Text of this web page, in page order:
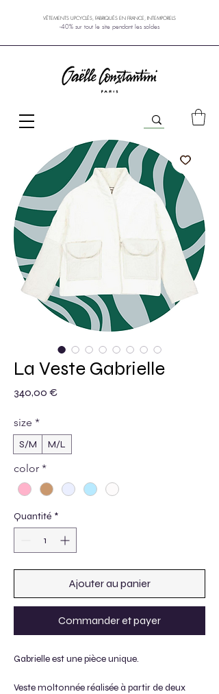
VÊTEMENTS UPCYCLÉS, FABRIQUÉS EN FRANCE, INTEMPORELS
-40% sur tout le site pendant les soldes
La Veste Gabrielle
340,00 €Prix
size *
S/M M/L
color *
Quantité *
Ajouter au panier
Commander et payer
Gabrielle est une pièce unique.
Veste moltonnée réalisée à partir de deux